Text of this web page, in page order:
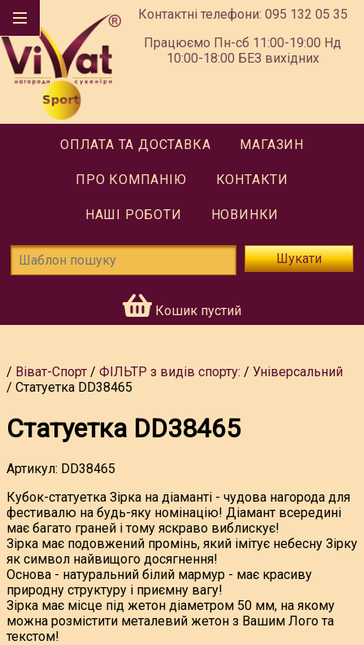
Контактні телефони: 095 132 05 35
Працюємо Пн-сб 11:00-19:00 Нд
10:00-18:00 БЕЗ вихідних
ОПЛАТА ТА ДОСТАВКА МАГАЗИН
ПРО КОМПАНІЮ КОНТАКТИ
НАШІ РОБОТИ НОВИНКИ
Шукати
Кошик пустий
Віват-Спорт ФІЛЬТР з видів спорту:
Універсальний
Статуетка DD38465
Статуетка DD38465
Артикул: DD38465
Кубок-статуетка Зірка на діаманті - чудова нагорода для
фестивалю на будь-яку номінацію! Діамант всередині
має багато граней і тому яскраво виблискує!
Зірка має подовжений промінь, який імітує небесну Зірку
як символ найвищого досягнення!
Основа - натуральний білий мармур - має красиву
природну структуру і приємну вагу!
Зірка має місце під жетон діаметром 50 мм, на якому
можна розмістити металевий жетон з Вашим Лого та
текстом!